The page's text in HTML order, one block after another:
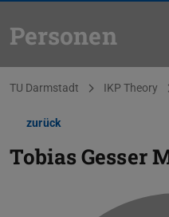
Personen
Sie befinden sich hier:
TU Darmstadt IKP Theory
zurück
Tobias Gesser